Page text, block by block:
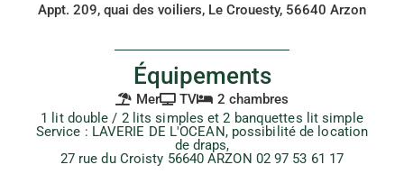
Appt. 209, quai des voiliers, Le Crouesty, 56640 Arzon
Équipements
Mer TV
2 chambres
1 lit double / 2 lits simples et 2 banquettes lit simple
Service : LAVERIE DE L'OCEAN, possibilité de location
de draps,
27 rue du Croisty 56640 ARZON 02 97 53 61 17